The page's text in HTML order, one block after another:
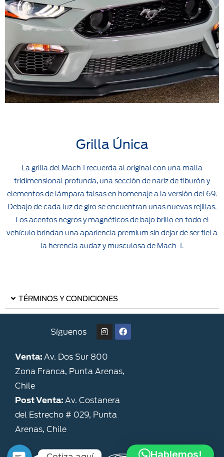
Grilla Única
La grilla del Mach 1 recuerda al original con una malla
tridimensional profunda, una sección de nariz de tiburón y
elementos de lámpara falsas en homenaje a la versión del 69.
Debajo de cada luz de giro se encuentran unas nuevas rejillas.
Los acentos negros y magnéticos de bajo brillo en todo el
vehículo brindan una apariencia premium sin dejar de ser fiel a
la herencia audaz y musculosa de Mach-1.
TÉRMINOS Y CONDICIONES
Síguenos
Venta: Av. Dos Sur 800
Zona Franca, Punta Arenas,
Chile
Post Venta: Av. Costanera
del Estrecho # 029, Punta
Arenas, Chile
Hablemos!
Cotizador